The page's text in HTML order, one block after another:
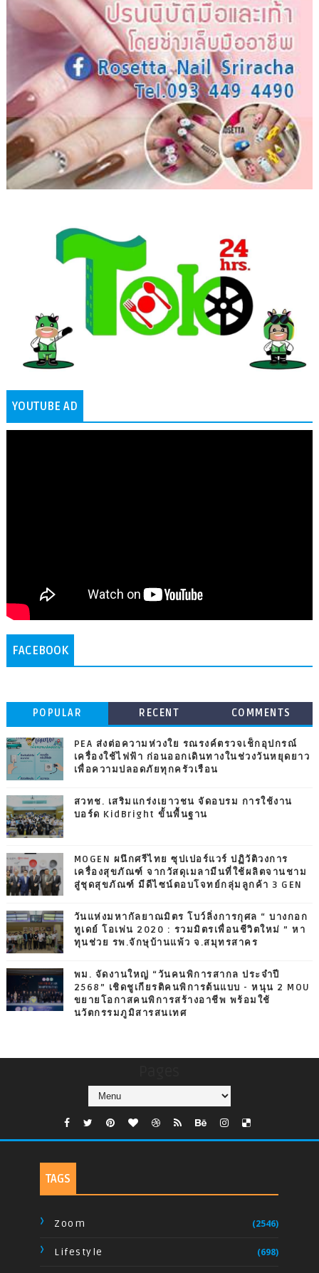
YOUTUBE AD
FACEBOOK
POPULAR RECENT COMMENTS
PEA ส่งต่อความห่วงใย รณรงค์ตรวจเช็กอุปกรณ์
เครื่องใช้ไฟฟ้า ก่อนออกเดินทางในช่วงวันหยุดยาว
เพื่อความปลอดภัยทุกครัวเรือน
สวทช. เสริมแกร่งเยาวชน จัดอบรม การใช้งาน
บอร์ด KidBright ขั้นพื้นฐาน
MOGEN ผนึกศรีไทย ซุปเปอร์แวร์ ปฏิวัติวงการ
เครื่องสุขภัณฑ์ จากวัสดุเมลามีนที่ใช้ผลิตจานชาม
สู่ชุดสุขภัณฑ์ มีดีไซน์ตอบโจทย์กลุ่มลูกค้า 3 GEN
วันแห่งมหากัลยาณมิตร โบว์ลิ่งการกุศล “ บางกอก
ทูเดย์ โอเพ่น 2020 : รวมมิตรเพื่อนชีวิตใหม่ ” หา
ทุนช่วย รพ.จักษุบ้านแพ้ว จ.สมุทรสาคร
พม. จัดงานใหญ่ “วันคนพิการสากล ประจำปี
2568” เชิดชูเกียรติคนพิการต้นแบบ - หนุน 2 MOU
ขยายโอกาสคนพิการสร้างอาชีพ พร้อมใช้
นวัตกรรมภูมิสารสนเทศ
TAGS
Zoom (2546)
Lifestyle (698)